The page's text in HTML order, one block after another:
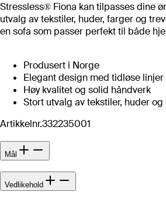
Stressless® Fiona kan tilpasses dine
utvalg av tekstiler, huder, farger og
en sofa som passer perfekt til både
Produsert i Norge
Elegant design med tidløse linjer
Høy kvalitet og solid håndverk
Stort utvalg av tekstiler, huder og
Artikkelnr.332235001
Mål
Vedlikehold